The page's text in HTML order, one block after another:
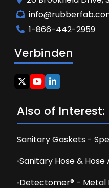
1-866-442-2959
Verbinden
Also of Interest:
Sanitary Gaskets -
Sanitary Hose & Hose
Detectomer® - Metal